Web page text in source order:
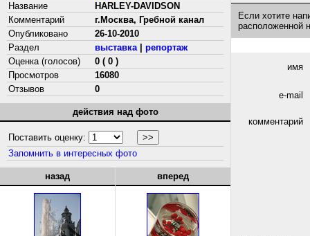
Название
HARLEY-DAVIDSON
Комментарий
г.Москва, Гребной канал
Опубликовано
26-10-2010
Раздел
выставка| репортаж
Оценка (голосов)
0 ( 0 )
Просмотров
16080
Отзывов
0
действия над фото
Поставить оценку:
Запомнить в интересных фото
назад вперед
Если хотите
расположенной
имя
e-mail
комментарий